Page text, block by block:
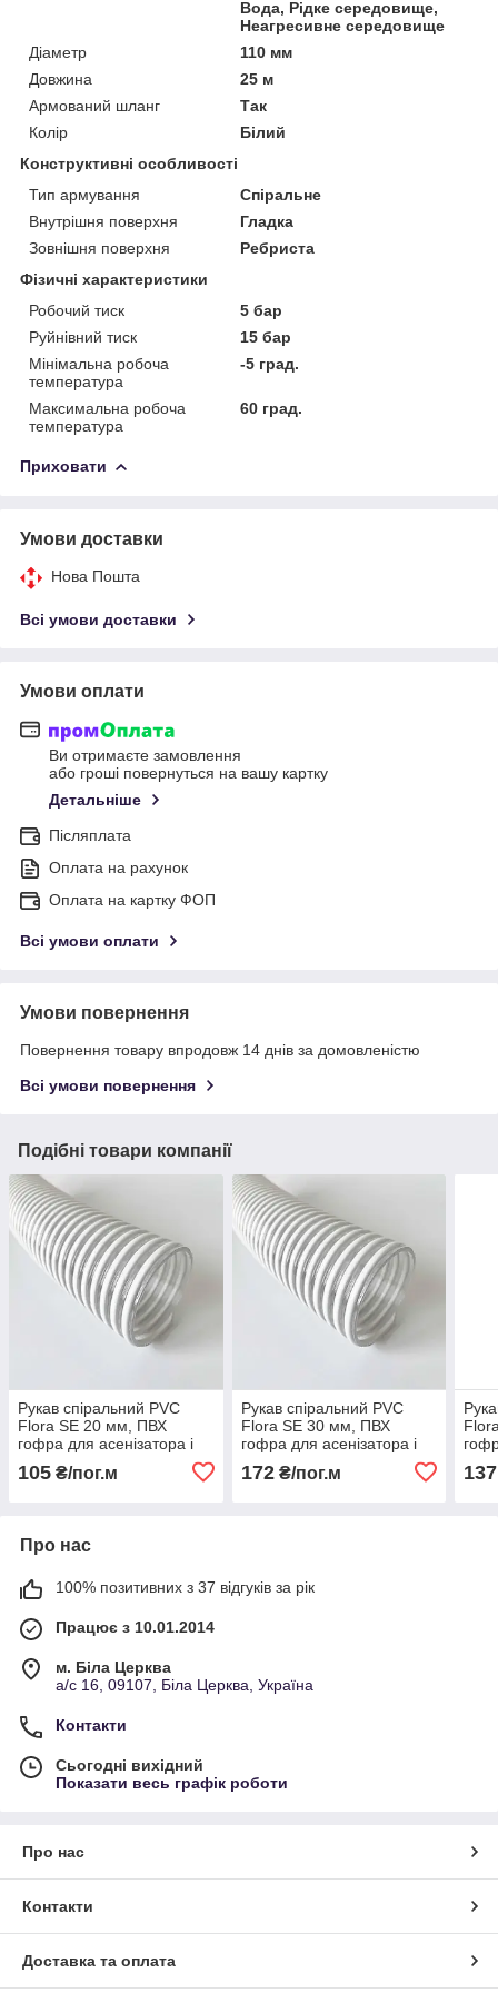
Вода, Рідке середовище,
Неагресивне середовище
Діаметр
110 мм
Довжина
25 м
Армований шланг
Так
Колір
Білий
Конструктивні особливості
Тип армування
Спіральне
Внутрішня поверхня
Гладка
Зовнішня поверхня
Ребриста
Фізичні характеристики
Робочий тиск
5 бар
Руйнівний тиск
15 бар
Мінімальна робоча
температура
-5 град.
Максимальна робоча
температура
60 град.
Приховати
Умови доставки
Нова Пошта
Всі умови доставки
Умови оплати
Ви отримаєте замовлення
або гроші повернуться на вашу картку
Детальніше
Післяплата
Оплата на рахунок
Оплата на картку ФОП
Всі умови оплати
Умови повернення
Повернення товару впродовж 14 днів за домовленістю
Всі умови повернення
Подібні товари компанії
Рукав спіральний PVC
Flora SE 20 мм, ПВХ
гофра для асенізатора і
105 ₴/пог.м
Рукав спіральний PVC
Flora SE 30 мм, ПВХ
гофра для асенізатора і
172₴/пог.м 137
Про нас
100% позитивних з 37 відгуків за рік
Працює з 10.01.2014
м. Біла Церква
а/с 16, 09107, Біла Церква, Україна
Контакти
Сьогодні вихідний
Показати весь графік роботи
Про нас
Контакти
Доставка та оплата